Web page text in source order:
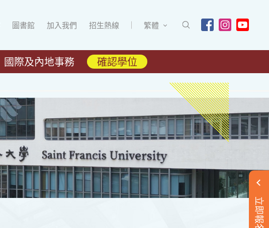
圖書館 加入我們 招生熱線 繁體
國際及內地事務 確認學位
立即報名